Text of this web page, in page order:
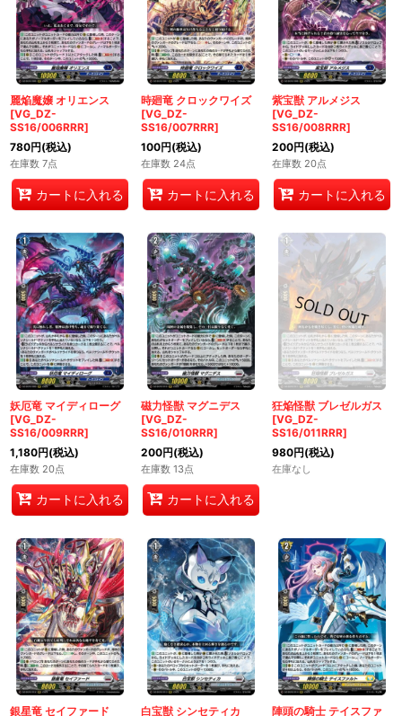
麗焔魔嬢 オリエンス
[VG_DZ-
SS16/006RRR]
780円(税込)
在庫数 7点
カートに入れる
時廻竜 クロックワイズ
[VG_DZ-
SS16/007RRR]
100円(税込)
在庫数 24点
カートに入れる
紫宝獣 アルメジス
[VG_DZ-
SS16/008RRR]
200円(税込)
在庫数 20点
カートに入れる
妖厄竜 マイディローグ
[VG_DZ-
SS16/009RRR]
1,180円(税込)
在庫数 20点
カートに入れる
磁力怪獣 マグニデス
[VG_DZ-
SS16/010RRR]
200円(税込)
在庫数 13点
カートに入れる
狂焔怪獣 ブレゼルガス
[VG_DZ-
SS16/011RRR]
980円(税込)
在庫なし
銀星竜 セイファード 白宝獣 シンセティカ 陣頭の騎士 テイスファ